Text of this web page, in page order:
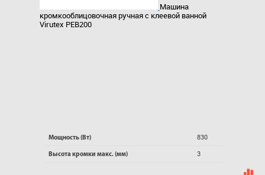
Машина
кромкооблицовочная ручная с клеевой ванной
Virutex PEB200
Мощность (Вт) 830
Высота кромки макс. (мм) 3